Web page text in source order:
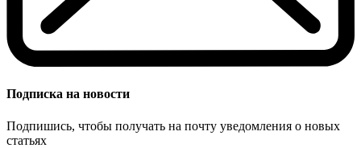
Подписка на новости
Подпишись, чтобы получать на почту уведомления о новых
статьях